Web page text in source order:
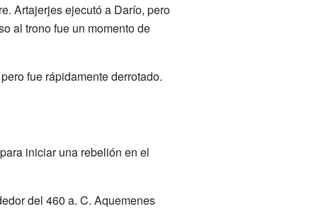
Artajerjes ejecutó a Darío, pero
al trono fue un momento de
fue rápidamente derrotado.
iniciar una rebelión en el
del 460 a. C. Aquemenes